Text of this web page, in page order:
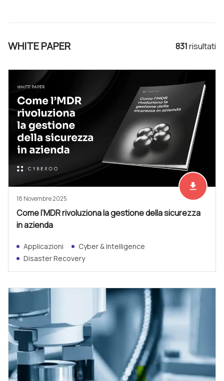
WHITE PAPER 831risultati
Scarica
file_download
18 Novembre 2025
Come l’MDR rivoluziona la gestione della sicurezza
in azienda
Applicazioni
Cyber & Intelligence
Disaster Recovery